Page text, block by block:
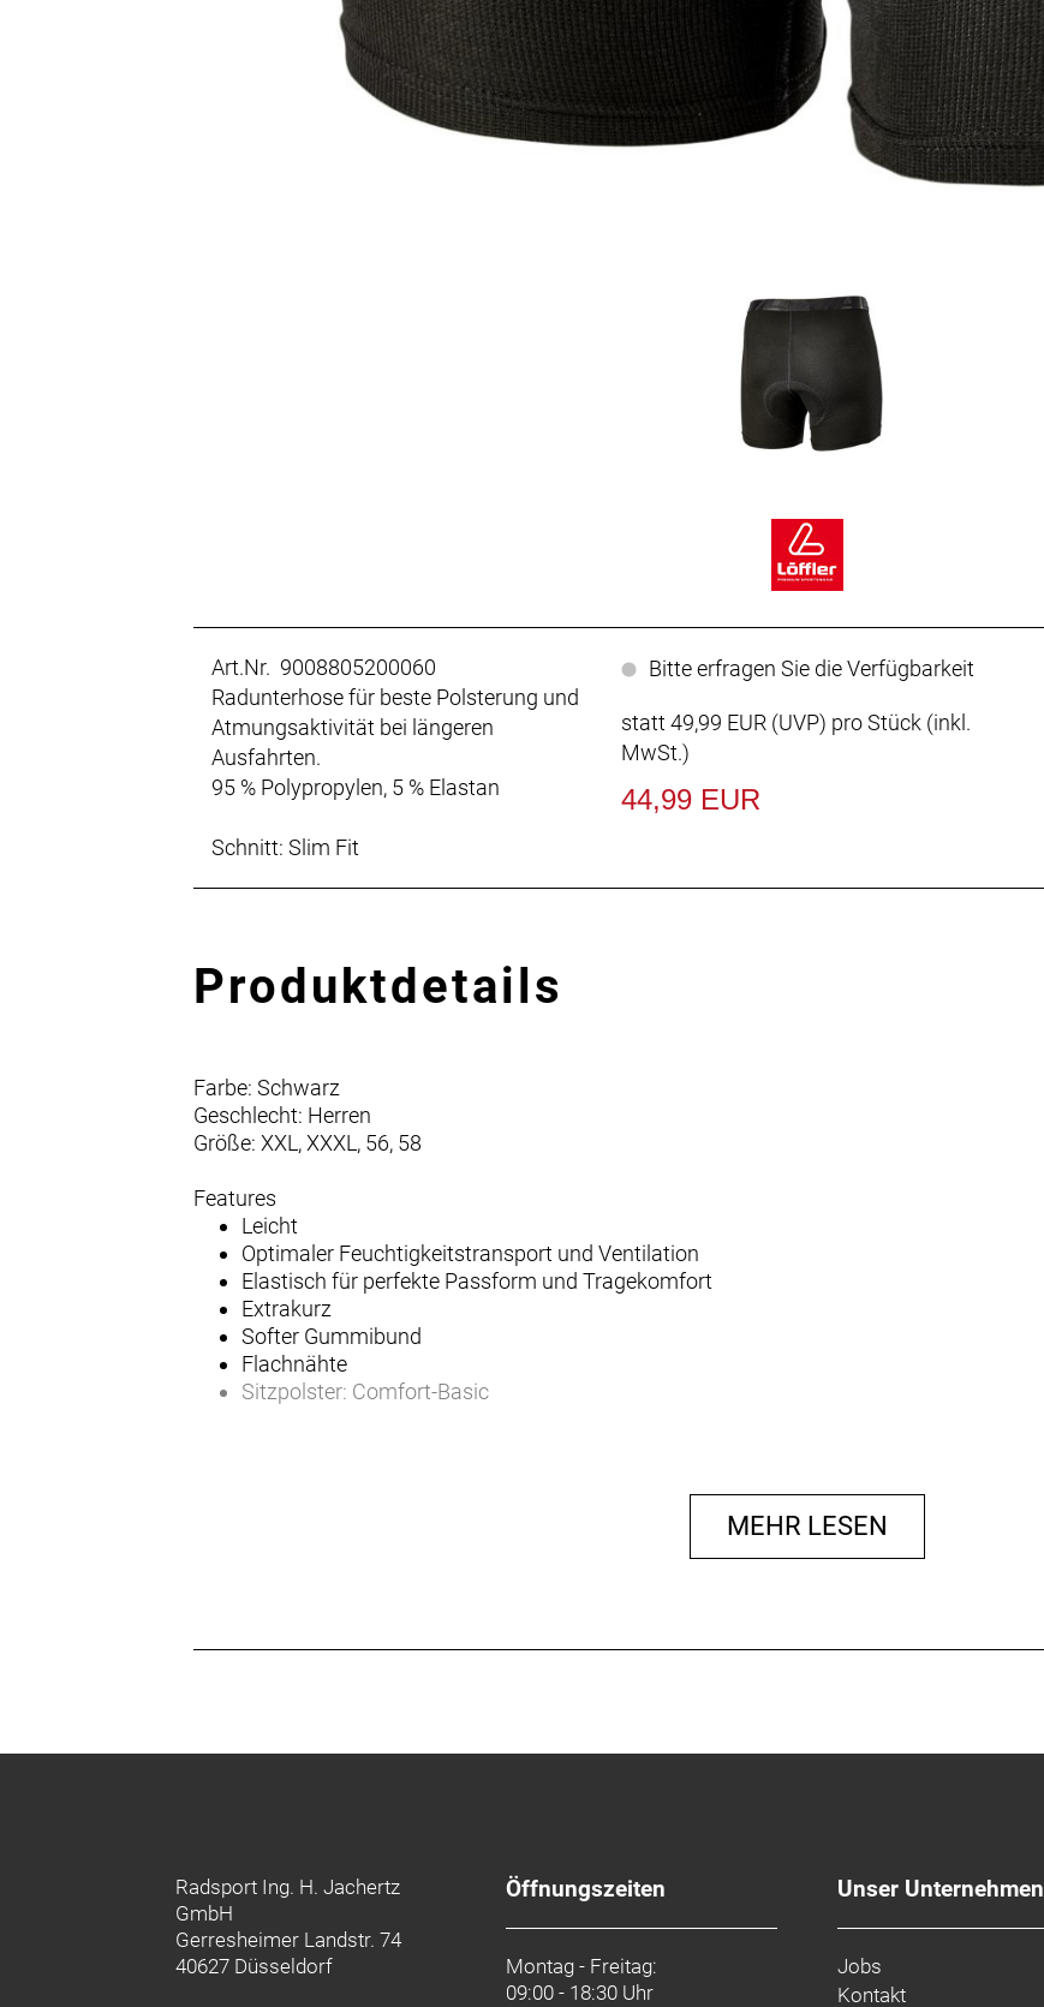
Art.Nr. 9008805200060
Radunterhose für beste Polsterung und
Atmungsaktivität bei längeren
Ausfahrten.
95 % Polypropylen, 5 % Elastan
Schnitt: Slim Fit
Bitte erfragen Sie die Verfügbarkeit
statt49,99 EUR(UVP) pro Stück (inkl.
MwSt.)
44,99 EUR
Produktdetails
Farbe: Schwarz
Geschlecht: Herren
Größe: XXL, XXXL, 56, 58
Features
Leicht
Optimaler Feuchtigkeitstransport und Ventilation
Elastisch für perfekte Passform und Tragekomfort
Extrakurz
Softer Gummibund
Flachnähte
Sitzpolster: Comfort-Basic
MEHR LESEN
Radsport Ing. H. Jachertz
GmbH
Gerresheimer Landstr. 74
40627 Düsseldorf
Öffnungszeiten
Montag - Freitag:
09:00 - 18:30 Uhr
Unser Unternehmen
Jobs
Kontakt